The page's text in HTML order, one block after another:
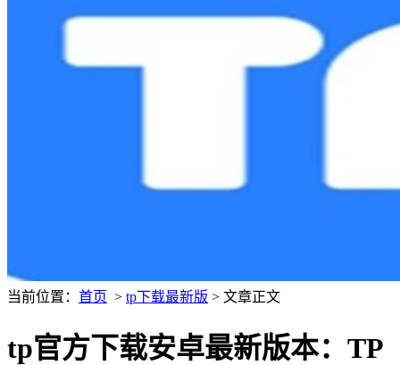
当前位置： 首页 > tp下载最新版 > 文章正文
tp官方下载安卓最新版本：TP